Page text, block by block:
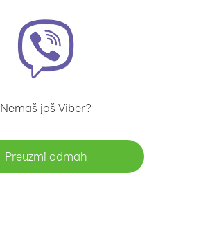
Nemaš još Viber?
Preuzmi odmah